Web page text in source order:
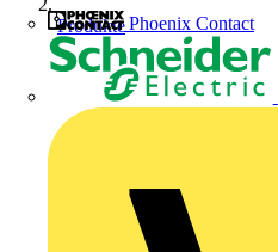
Phoenix Contact
Produkte